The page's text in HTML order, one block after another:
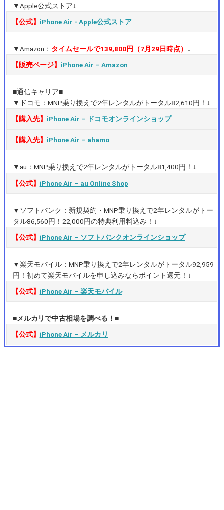
▼Apple公式ストア↓
【公式】 iPhone Air ‐ Apple公式ストア
▼Amazon： タイムセールで139,800円（7月29日時点）
↓
【販売ページ】 iPhone Air – Amazon
■通信キャリア■
▼ドコモ：MNP乗り換えで2年レンタルがトータル82,610円！↓
【購入先】 iPhone Air – ドコモオンラインショップ
【購入先】 iPhone Air – ahamo
▼au：MNP乗り換えで2年レンタルがトータル81,400円！↓
【公式】 iPhone Air – au Online Shop
▼ソフトバンク：新規契約・MNP乗り換えで2年レンタルがトー
タル86,560円！22,000円の特典利用料込み！↓
【公式】 iPhone Air – ソフトバンクオンラインショップ
▼楽天モバイル：MNP乗り換えで2年レンタルがトータル92,959
円！初めて楽天モバイルを申し込みならポイント還元！↓
【公式】 iPhone Air – 楽天モバイル
■メルカリで中古相場を調べる！■
【公式】 iPhone Air – メルカリ